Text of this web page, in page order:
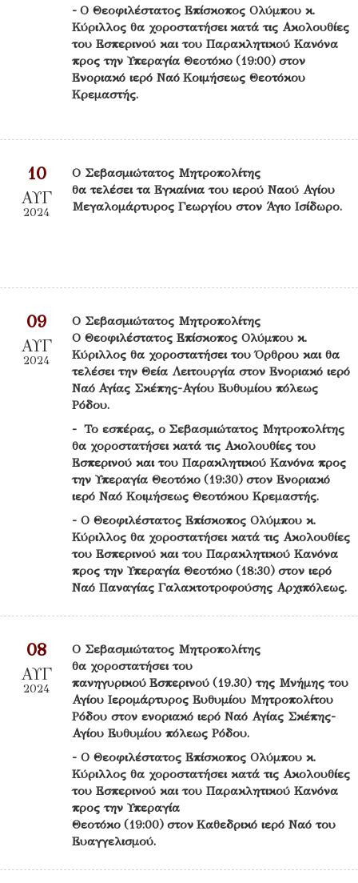
- Ο Θεοφιλέστατος Επίσκοπος Ολύμπου κ.
Κύριλλος θα χοροστατήσει κατά τις Ακολουθίες
του Εσπερινού και του Παρακλητικού Κανόνα
προς την Υπεραγία Θεοτόκο (19:00) στον
Ενοριακό ιερό Ναό Κοιμήσεως Θεοτόκου
Κρεμαστής.
10
ΑΥΓ
2024
Ο Σεβασμιώτατος Μητροπολίτης
θα τελέσει τα Εγκαίνια του ιερού Ναού Αγίου
Μεγαλομάρτυρος Γεωργίου στον Άγιο Ισίδωρο.
09
ΑΥΓ
2024
Ο Σεβασμιώτατος Μητροπολίτης
Ο Θεοφιλέστατος Επίσκοπος Ολύμπου κ.
Κύριλλος θα χοροστατήσει του Όρθρου και θα
τελέσει την Θεία Λειτουργία στον Ενοριακό ιερό
Ναό Αγίας Σκέπης-Αγίου Ευθυμίου πόλεως
Ρόδου.
- Το εσπέρας, ο Σεβασμιώτατος Μητροπολίτης
θα χοροστατήσει κατά τις Ακολουθίες του
Εσπερινού και του Παρακλητικού Κανόνα προς
την Υπεραγία Θεοτόκο (19:30) στον Ενοριακό
ιερό Ναό Κοιμήσεως Θεοτόκου Κρεμαστής.
- Ο Θεοφιλέστατος Επίσκοπος Ολύμπου κ.
Κύριλλος θα χοροστατήσει κατά τις Ακολουθίες
του Εσπερινού και του Παρακλητικού Κανόνα
προς την Υπεραγία Θεοτόκο (18:30) στον ιερό
Ναό Παναγίας Γαλακτοτροφούσης Αρχιπόλεως.
08
ΑΥΓ
2024
Ο Σεβασμιώτατος Μητροπολίτης
θα χοροστατήσει του
πανηγυρικού Εσπερινού (19.30) της Μνήμης του
Αγίου Ιερομάρτυρος Ευθυμίου Μητροπολίτου
Ρόδου στον ενοριακό ιερό Ναό Αγίας Σκέπης-
Αγίου Ευθυμίου πόλεως Ρόδου.
- Ο Θεοφιλέστατος Επίσκοπος Ολύμπου κ.
Κύριλλος θα χοροστατήσει κατά τις Ακολουθίες
του Εσπερινού και του Παρακλητικού Κανόνα
προς την Υπεραγία
Θεοτόκο (19:00) στον Καθεδρικό ιερό Ναό του
Ευαγγελισμού.